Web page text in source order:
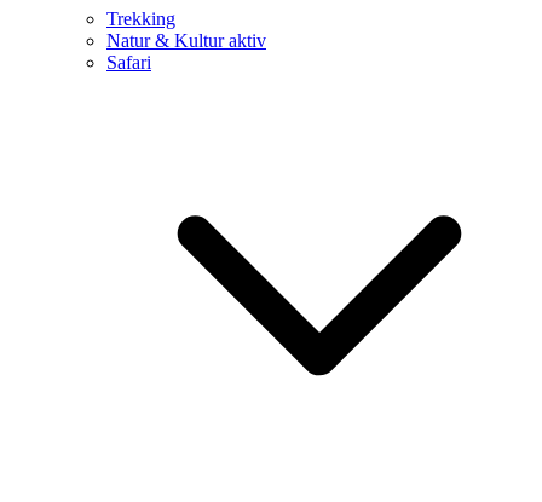
Trekking
Natur & Kultur aktiv
Safari